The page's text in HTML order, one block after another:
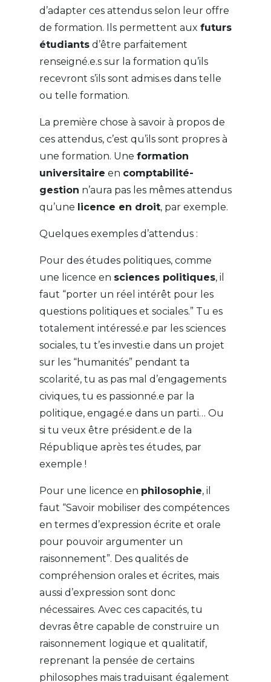
d’adapter ces attendus selon leur offre
de formation. Ils permettent aux futurs
étudiantsd’être parfaitement
renseigné.e.s sur la formation qu’ils
recevront s’ils sont admis.es dans telle
ou telle formation.
La première chose à savoir à propos de
ces attendus, c’est qu’ils sont propres à
une formation. Une formation
universitaire en comptabilité-
gestion n’aura pas les mêmes attendus
qu’une licence en droit, par exemple.
Quelques exemples d’attendus :
Pour des études politiques, comme
une licence en sciences politiques, il
faut “porter un réel intérêt pour les
questions politiques et sociales.” Tu es
totalement intéressé.e par les sciences
sociales, tu t’es investi.e dans un projet
sur les “humanités” pendant ta
scolarité, tu as pas mal d’engagements
civiques, tu es passionné.e par la
politique, engagé.e dans un parti… Ou
si tu veux être président.e de la
République après tes études, par
exemple !
Pour une licence en philosophie, il
faut “Savoir mobiliser des compétences
en termes d’expression écrite et orale
pour pouvoir argumenter un
raisonnement”. Des qualités de
compréhension orales et écrites, mais
aussi d’expression sont donc
nécessaires. Avec ces capacités, tu
devras être capable de construire un
raisonnement logique et qualitatif,
reprenant la pensée de certains
philosophes mais traduisant également